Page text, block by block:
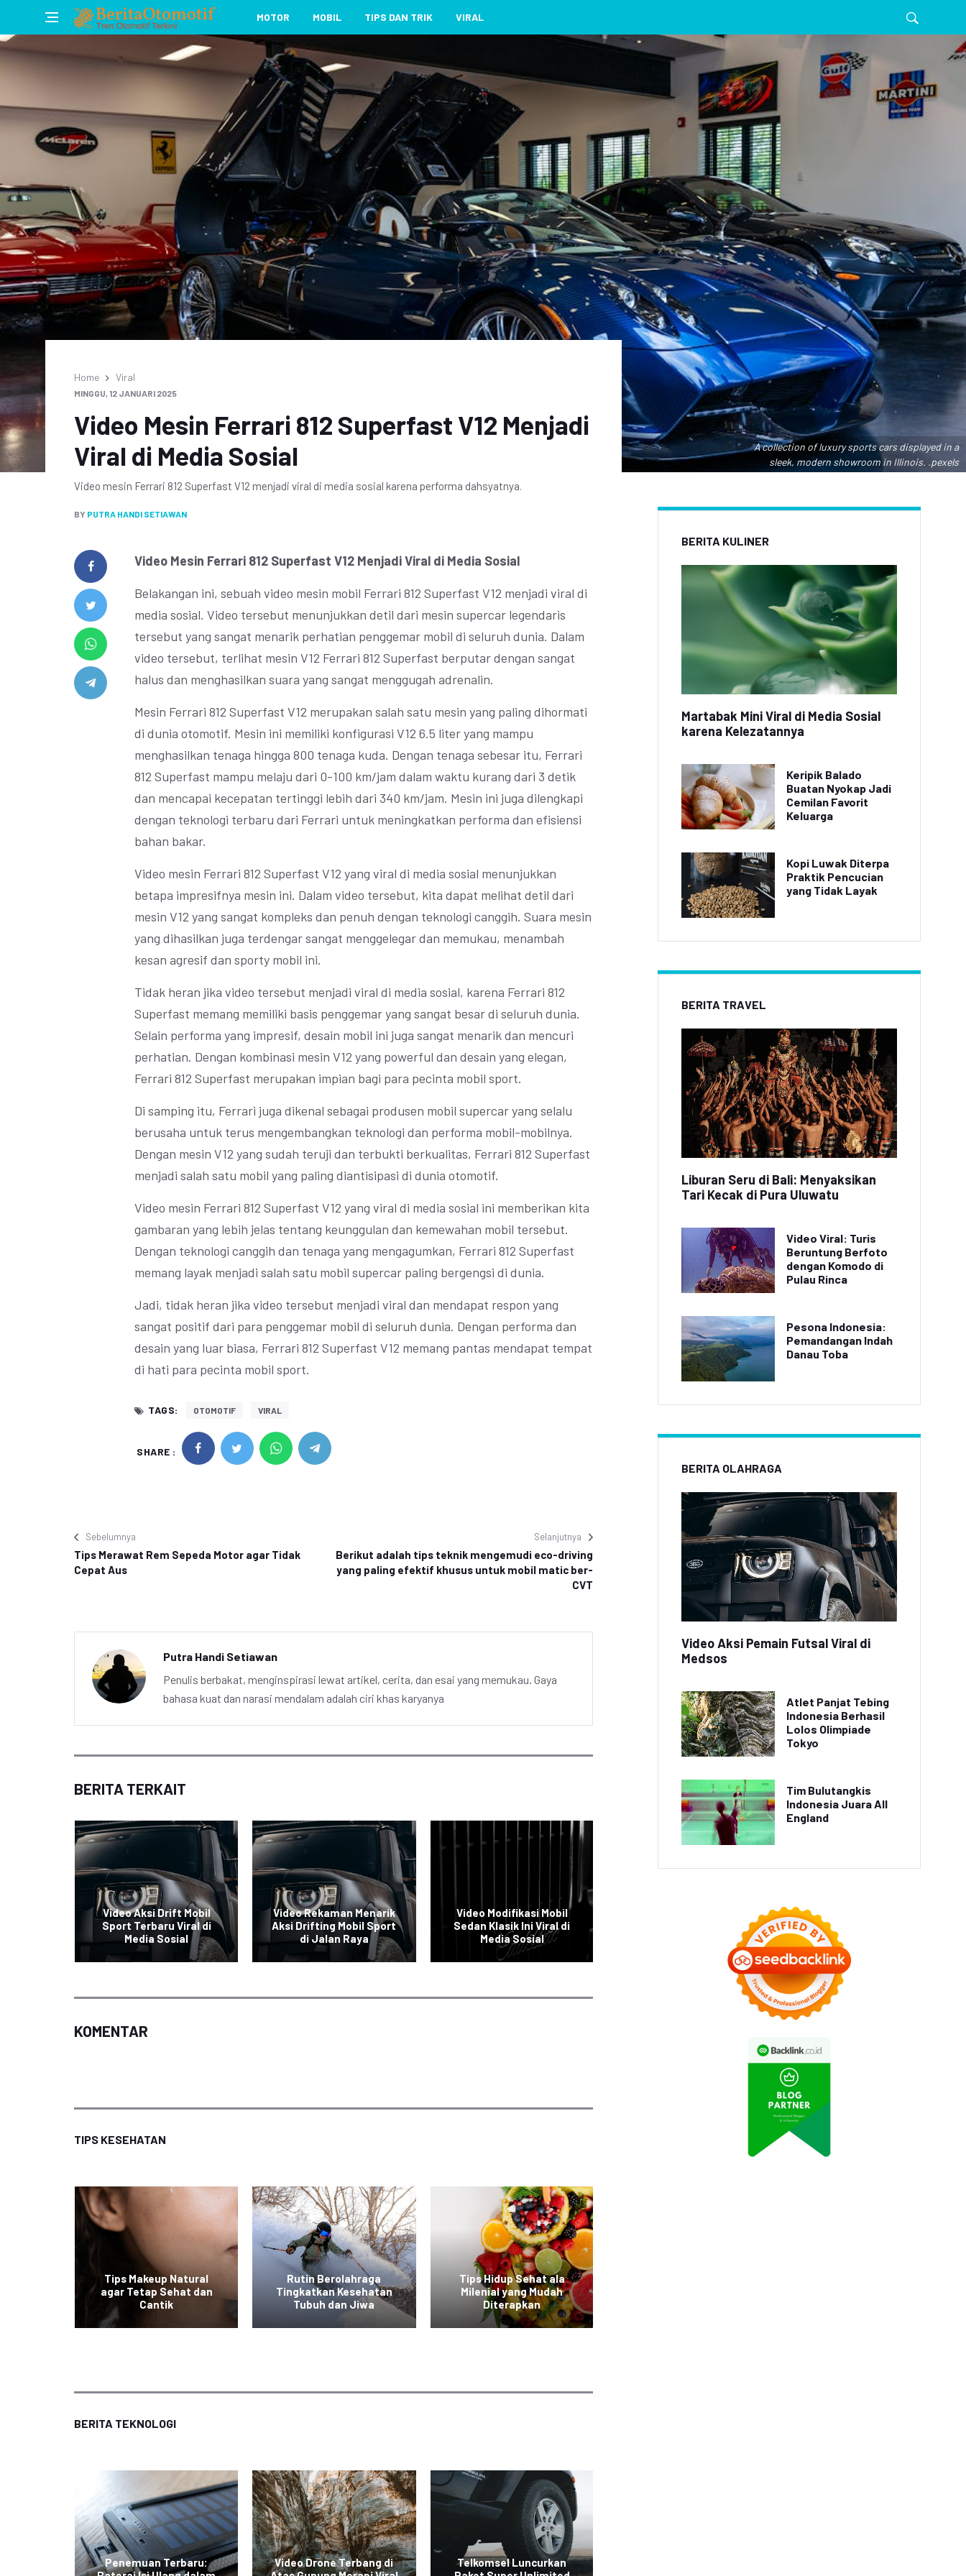
MOTOR MOBIL TIPS DAN TRIK VIRAL
A collection of luxury sports cars displayed in a
sleek, modern showroom in Illinois. .pexels
Home Viral
MINGGU, 12 JANUARI 2025
Video Mesin Ferrari 812 Superfast V12 Menjadi
Viral di Media Sosial
Video mesin Ferrari 812 Superfast V12 menjadi viral di media sosial karena performa dahsyatnya.
BY PUTRA HANDI SETIAWAN
Video Mesin Ferrari 812 Superfast V12 Menjadi Viral di Media Sosial
Belakangan ini, sebuah video mesin mobil Ferrari 812 Superfast V12 menjadi viral di
media sosial. Video tersebut menunjukkan detil dari mesin supercar legendaris
tersebut yang sangat menarik perhatian penggemar mobil di seluruh dunia. Dalam
video tersebut, terlihat mesin V12 Ferrari 812 Superfast berputar dengan sangat
halus dan menghasilkan suara yang sangat menggugah adrenalin.
Mesin Ferrari 812 Superfast V12 merupakan salah satu mesin yang paling dihormati
di dunia otomotif. Mesin ini memiliki konfigurasi V12 6.5 liter yang mampu
menghasilkan tenaga hingga 800 tenaga kuda. Dengan tenaga sebesar itu, Ferrari
812 Superfast mampu melaju dari 0-100 km/jam dalam waktu kurang dari 3 detik
dan mencapai kecepatan tertinggi lebih dari 340 km/jam. Mesin ini juga dilengkapi
dengan teknologi terbaru dari Ferrari untuk meningkatkan performa dan efisiensi
bahan bakar.
Video mesin Ferrari 812 Superfast V12 yang viral di media sosial menunjukkan
betapa impresifnya mesin ini. Dalam video tersebut, kita dapat melihat detil dari
mesin V12 yang sangat kompleks dan penuh dengan teknologi canggih. Suara mesin
yang dihasilkan juga terdengar sangat menggelegar dan memukau, menambah
kesan agresif dan sporty mobil ini.
Tidak heran jika video tersebut menjadi viral di media sosial, karena Ferrari 812
Superfast memang memiliki basis penggemar yang sangat besar di seluruh dunia.
Selain performa yang impresif, desain mobil ini juga sangat menarik dan mencuri
perhatian. Dengan kombinasi mesin V12 yang powerful dan desain yang elegan,
Ferrari 812 Superfast merupakan impian bagi para pecinta mobil sport.
Di samping itu, Ferrari juga dikenal sebagai produsen mobil supercar yang selalu
berusaha untuk terus mengembangkan teknologi dan performa mobil-mobilnya.
Dengan mesin V12 yang sudah teruji dan terbukti berkualitas, Ferrari 812 Superfast
menjadi salah satu mobil yang paling diantisipasi di dunia otomotif.
Video mesin Ferrari 812 Superfast V12 yang viral di media sosial ini memberikan kita
gambaran yang lebih jelas tentang keunggulan dan kemewahan mobil tersebut.
Dengan teknologi canggih dan tenaga yang mengagumkan, Ferrari 812 Superfast
memang layak menjadi salah satu mobil supercar paling bergengsi di dunia.
Jadi, tidak heran jika video tersebut menjadi viral dan mendapat respon yang
sangat positif dari para penggemar mobil di seluruh dunia. Dengan performa dan
desain yang luar biasa, Ferrari 812 Superfast V12 memang pantas mendapat tempat
di hati para pecinta mobil sport.
TAGS: OTOMOTIF VIRAL
SHARE :
Sebelumnya
Tips Merawat Rem Sepeda Motor agar Tidak
Cepat Aus
Selanjutnya
Berikut adalah tips teknik mengemudi eco-driving
yang paling efektif khusus untuk mobil matic ber-
CVT
Putra Handi Setiawan
Penulis berbakat, menginspirasi lewat artikel, cerita, dan esai yang memukau. Gaya
bahasa kuat dan narasi mendalam adalah ciri khas karyanya
BERITA TERKAIT
Video Aksi Drift Mobil
Sport Terbaru Viral di
Media Sosial
Video Rekaman Menarik
Aksi Drifting Mobil Sport
di Jalan Raya
Video Modifikasi Mobil
Sedan Klasik Ini Viral di
Media Sosial
Video Rekaman Menarik
Aksi Drifting Mobil Sport
di Jalan Raya
KOMENTAR
TIPS KESEHATAN
Tips Makeup Natural
agar Tetap Sehat dan
Cantik
Rutin Berolahraga
Tingkatkan Kesehatan
Tubuh dan Jiwa
Tips Hidup Sehat ala
Milenial yang Mudah
Diterapkan
BERITA TEKNOLOGI
Penemuan Terbaru:
Video Drone Terbang di
Telkomsel Luncurkan
BERITA KULINER
Martabak Mini Viral di Media Sosial
karena Kelezatannya
Keripik Balado
Buatan Nyokap Jadi
Cemilan Favorit
Keluarga
Kopi Luwak Diterpa
Praktik Pencucian
yang Tidak Layak
BERITA TRAVEL
Liburan Seru di Bali: Menyaksikan
Tari Kecak di Pura Uluwatu
Video Viral: Turis
Beruntung Berfoto
dengan Komodo di
Pulau Rinca
Pesona Indonesia:
Pemandangan Indah
Danau Toba
BERITA OLAHRAGA
Video Aksi Pemain Futsal Viral di
Medsos
Atlet Panjat Tebing
Indonesia Berhasil
Lolos Olimpiade
Tokyo
Tim Bulutangkis
Indonesia Juara All
England